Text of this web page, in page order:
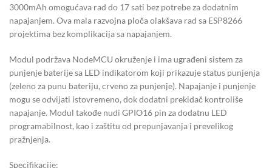
3000mAh omogućava rad do 17 sati bez potrebe za dodatnim
napajanjem. Ova mala razvojna ploča olakšava rad sa ESP8266
projektima bez komplikacija sa napajanjem.
Modul podržava NodeMCU okruženje i ima ugrađeni sistem za
punjenje baterije sa LED indikatorom koji prikazuje status punjenja
(zeleno za punu bateriju, crveno za punjenje). Napajanje i punjenje
mogu se odvijati istovremeno, dok dodatni prekidač kontroliše
napajanje. Modul takođe nudi GPIO16 pin za dodatnu LED
programabilnost, kao i zaštitu od prepunjavanja i prevelikog
pražnjenja.
Specifikacije: